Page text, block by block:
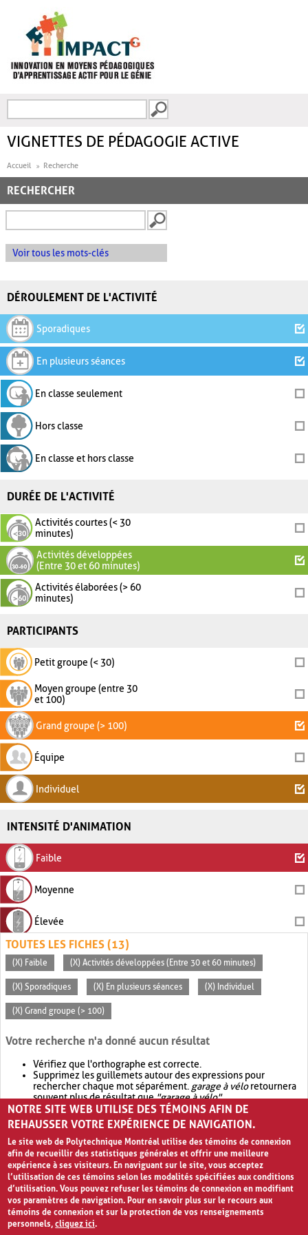
FORMULAIRE DE
VIGNETTES DE PÉDAGOGIE ACTIVE
Accueil Recherche
RECHERCHER
Voir tous les mots-clés
DÉROULEMENT DE L'ACTIVITÉ
Sporadiques
En plusieurs séances
En classe seulement
Hors classe
En classe et hors classe
DURÉE DE L'ACTIVITÉ
Activités courtes (< 30
minutes)
Activités développées
(Entre 30 et 60 minutes)
Activités élaborées (> 60
minutes)
PARTICIPANTS
Petit groupe (< 30)
Moyen groupe (entre 30
et 100)
Grand groupe (> 100)
Équipe
Individuel
INTENSITÉ D'ANIMATION
Faible
Moyenne
Élevée
TOUTES LES FICHES (13)
(X) Faible (X) Activités développées (Entre 30 et 60 minutes)
(X) Sporadiques (X) En plusieurs séances (X) Individuel
(X) Grand groupe (> 100)
Votre recherche n'a donné aucun résultat
Vérifiez que l'orthographe est correcte.
Supprimez les guillemets autour des expressions pour
rechercher chaque mot séparément. garage à véloretournera
souvent plus de résultat que"garage à vélo".
Envisagez d'élargir votre recherche avec OR.garage OR vélo
retournera souvent plus de résultat quegarage à vélo
NOTRE SITE WEB UTILISE DES TÉMOINS AFIN DE
REHAUSSER VOTRE EXPÉRIENCE DE NAVIGATION.
Le site web de Polytechnique Montréal utilise des témoins de connexion
afin de recueillir des statistiques générales et offrir une meilleure
expérience à ses visiteurs. En naviguant sur le site, vous acceptez
l’utilisation de ces témoins selon les modalités spécifiées aux conditions
d’utilisation. Vous pouvez refuser les témoins de connexion en modifiant
vos paramètres de navigation. Pour en savoir plus sur le recours aux
témoins de connexion et sur la protection de vos renseignements
personnels,cliquez ici.